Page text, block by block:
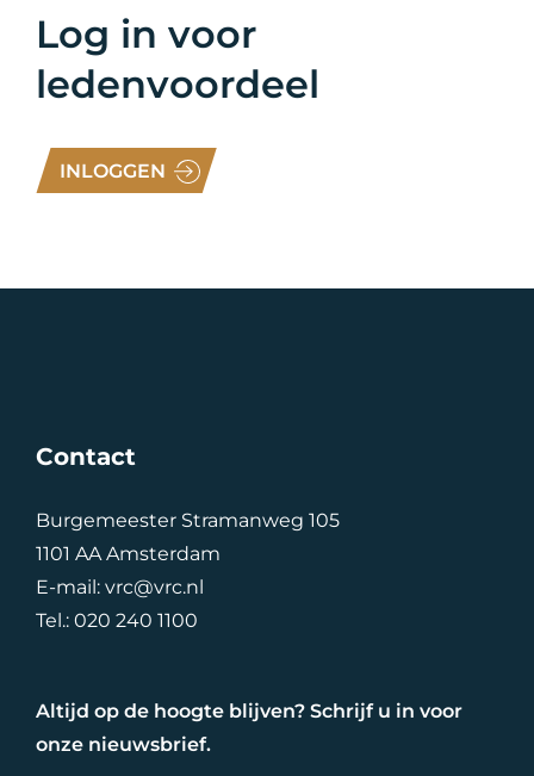
Log in voor
ledenvoordeel
INLOGGEN
Contact
Burgemeester Stramanweg 105
1101 AA Amsterdam
E-mail:vrc@vrc.nl
Tel.:020 240 1100
Altijd op de hoogte blijven? Schrijf u in voor
onze nieuwsbrief.